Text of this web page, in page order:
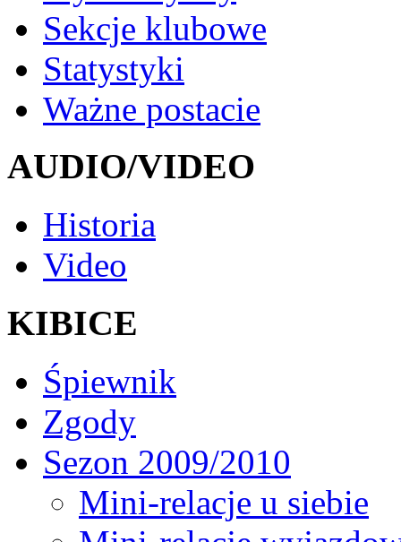
Sekcje klubowe
Statystyki
Ważne postacie
AUDIO/VIDEO
Historia
Video
KIBICE
Śpiewnik
Zgody
Sezon 2009/2010
Mini-relacje u siebie